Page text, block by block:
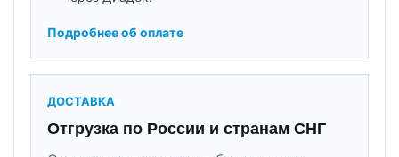
Подробнее об оплате
ДОСТАВКА
Отгрузка по России и странам СНГ